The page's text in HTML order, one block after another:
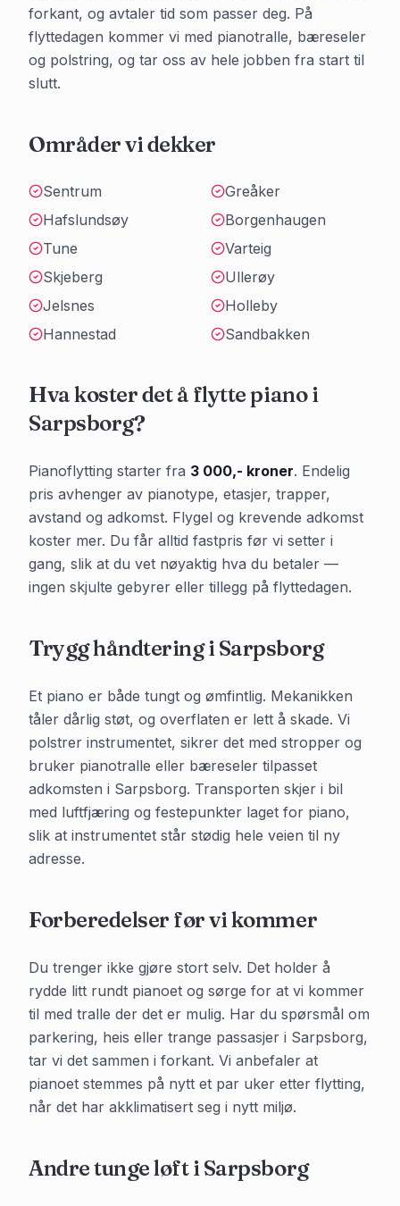
forkant, og avtaler tid som passer deg. På
flyttedagen kommer vi med pianotralle, bæreseler
og polstring, og tar oss av hele jobben fra start til
slutt.
Områder vi dekker
Sentrum
Greåker
Hafslundsøy
Borgenhaugen
Tune
Varteig
Skjeberg
Ullerøy
Jelsnes
Holleby
Hannestad
Sandbakken
Hva koster det å flytte piano i
Sarpsborg?
Pianoflytting starter fra 3 000,- kroner. Endelig
pris avhenger av pianotype, etasjer, trapper,
avstand og adkomst. Flygel og krevende adkomst
koster mer. Du får alltid fastpris før vi setter i
gang, slik at du vet nøyaktig hva du betaler —
ingen skjulte gebyrer eller tillegg på flyttedagen.
Trygg håndtering iSarpsborg
Et piano er både tungt og ømfintlig. Mekanikken
tåler dårlig støt, og overflaten er lett å skade. Vi
polstrer instrumentet, sikrer det med stropper og
bruker pianotralle eller bæreseler tilpasset
adkomsten i Sarpsborg. Transporten skjer i bil
med luftfjæring og festepunkter laget for piano,
slik at instrumentet står stødig hele veien til ny
adresse.
Forberedelser før vi kommer
Du trenger ikke gjøre stort selv. Det holder å
rydde litt rundt pianoet og sørge for at vi kommer
til med tralle der det er mulig. Har du spørsmål om
parkering, heis eller trange passasjer i Sarpsborg,
tar vi det sammen i forkant. Vi anbefaler at
pianoet stemmes på nytt et par uker etter flytting,
når det har akklimatisert seg i nytt miljø.
Andre tunge løft iSarpsborg